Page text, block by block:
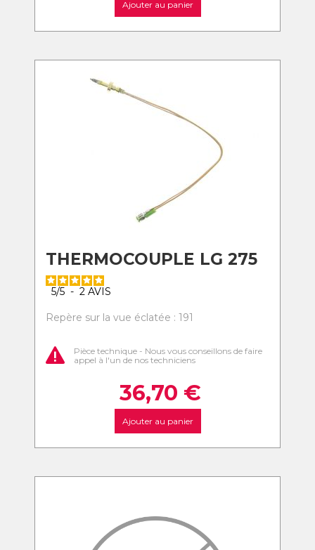
Ajouter au panier
THERMOCOUPLE LG 275
5/5 - 2 AVIS
Repère sur la vue éclatée : 191
Pièce technique - Nous vous conseillons de faire
appel à l'un de nos techniciens
36,70 €
Ajouter au panier